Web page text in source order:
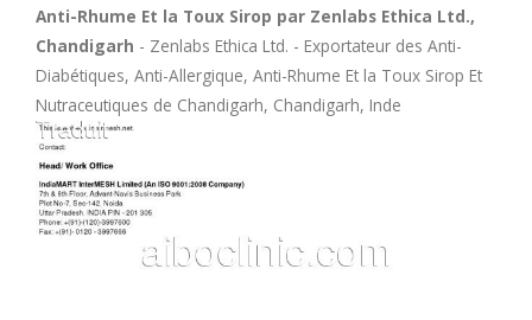
K
Anti-Rhume Et la Toux Sirop par Zenlabs Ethica Ltd.,
Chandigarh - Zenlabs Ethica Ltd. - Exportateur des Anti-
Diabétiques, Anti-Allergique, Anti-Rhume Et la Toux Sirop Et
Nutraceutiques de Chandigarh, Chandigarh, Inde